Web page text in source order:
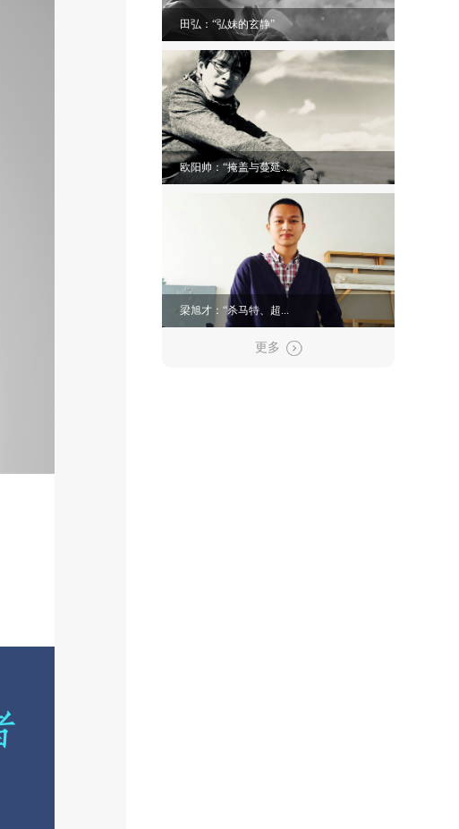
田弘：“弘妹的玄静”
欧阳帅：“掩盖与蔓延...
梁旭才：“杀马特、超...
更多